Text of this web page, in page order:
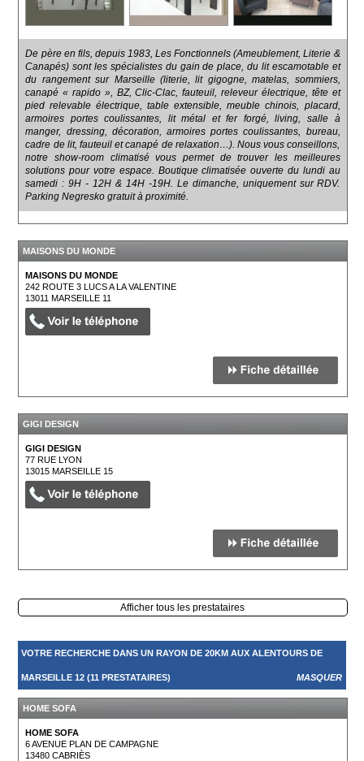
De père en fils, depuis 1983, Les Fonctionnels (Ameublement, Literie &
Canapés) sont les spécialistes du gain de place, du lit escamotable et
du rangement sur Marseille (literie, lit gigogne, matelas, sommiers,
canapé « rapido », BZ, Clic-Clac, fauteuil, releveur électrique, tête et
pied relevable électrique, table extensible, meuble chinois, placard,
armoires portes coulissantes, lit métal et fer forgé, living, salle à
manger, dressing, décoration, armoires portes coulissantes, bureau,
cadre de lit, fauteuil et canapé de relaxation…). Nous vous conseillons,
notre show-room climatisé vous permet de trouver les meilleures
solutions pour votre espace. Boutique climatisée ouverte du lundi au
samedi : 9H - 12H & 14H -19H. Le dimanche, uniquement sur RDV.
Parking Negresko gratuit à proximité.
MAISONS DU MONDE
MAISONS DU MONDE
242 ROUTE 3 LUCS A LA VALENTINE
13011MARSEILLE 11
GIGI DESIGN
GIGI DESIGN
77 RUE LYON
13015MARSEILLE 15
Afficher tous les prestataires
VOTRE RECHERCHE DANS UN RAYON DE 20KM AUX ALENTOURS DE
MARSEILLE 12 (11 PRESTATAIRES) MASQUER
HOME SOFA
HOME SOFA
6 AVENUE PLAN DE CAMPAGNE
13480CABRIÈS